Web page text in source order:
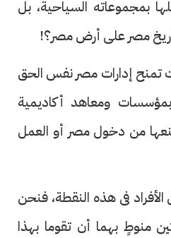
بمجموعاته السياحية، بل
مصر على أرض مصر؟!
تمنح إدارات مصر نفس الحق
ومعاهد أكاديمية
من دخول مصر أو العمل
فى هذه النقطة، فنحن
منوطٍ بهما أن تقوما بهذا